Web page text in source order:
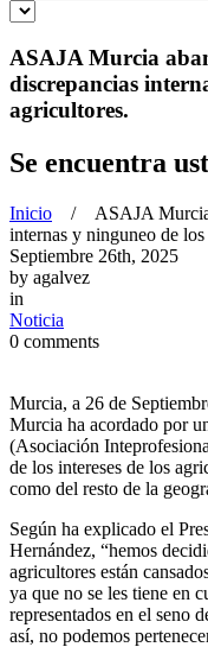
ASAJA Murcia
discrepancias
agricultores.
Se encuentra
Inicio / ASAJA Murcia
internas y ninguneo de
Septiembre 26th, 2025
by agalvez
in
Noticia
0 comments
Murcia, a 26 de
Murcia ha acordado por
(Asociación
de los intereses de los
como del resto de la
Según ha explicado el
Hernández, “hemos
agricultores están
ya que no se les tiene en
representados en el seno
así, no podemos